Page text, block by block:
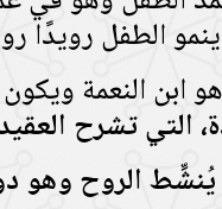
الطفل رويدًا
ابن النعمة
التي تشرح
يُنشِّط الروح وهو